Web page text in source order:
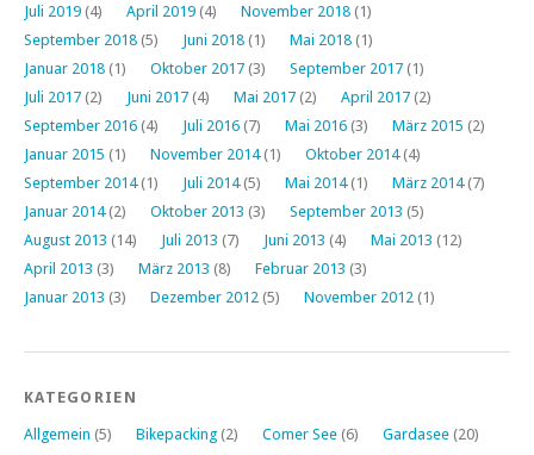
Juli 2019 (4) April 2019 (4) November 2018 (1)
September 2018 (5) Juni 2018 (1) Mai 2018 (1)
Januar 2018 (1) Oktober 2017 (3) September 2017 (1)
Juli 2017 (2) Juni 2017 (4) Mai 2017 (2) April 2017 (2)
September 2016 (4) Juli 2016 (7) Mai 2016 (3) März 2015 (2)
Januar 2015 (1) November 2014(1) Oktober 2014(4)
September 2014(1) Juli 2014(5) Mai 2014(1) März 2014(7)
Januar 2014(2) Oktober 2013 (3) September 2013 (5)
August 2013 (14) Juli 2013 (7) Juni 2013 (4) Mai 2013 (12)
April 2013 (3) März 2013 (8) Februar 2013 (3)
Januar 2013 (3) Dezember 2012 (5) November 2012 (1)
KATEGORIEN
Allgemein (5) Bikepacking (2) Comer See (6) Gardasee (20)